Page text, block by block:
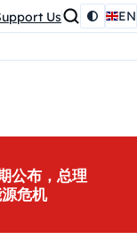
Us EN
公布，总理
危机